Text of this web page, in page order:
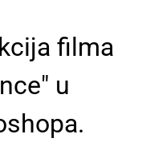
filma
u